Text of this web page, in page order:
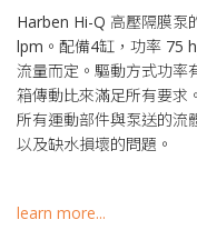
Harben Hi-Q 高壓隔膜泵
lpm。配備4缸，功率 75
流量而定。驅動方式功率
箱傳動比來滿足所有要求
所有運動部件與泵送的流
以及缺水損壞的問題。
learn more...